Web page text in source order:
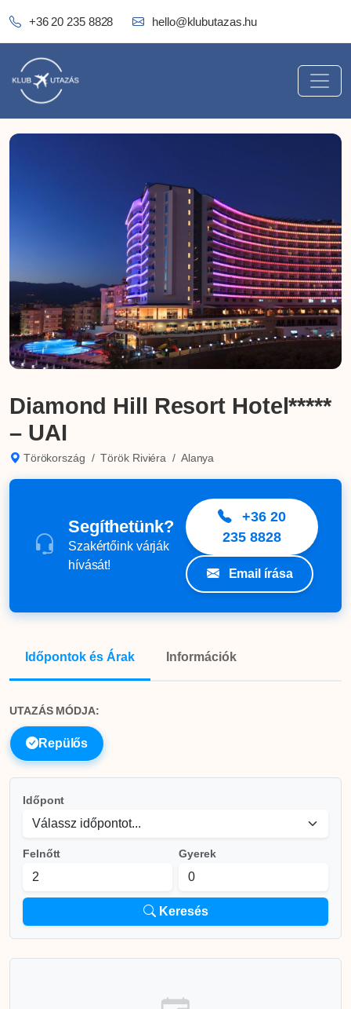
+36 20 235 8828 hello@klubutazas.hu
Diamond Hill Resort Hotel*****
– UAI
Törökország / Török Riviéra / Alanya
Segíthetünk?
Szakértőink várják
hívását!
+36 20
235 8828
Email írása
Időpontok és Árak Információk
UTAZÁS MÓDJA:
Repülős
Időpont
Felnőtt Gyerek
Keresés